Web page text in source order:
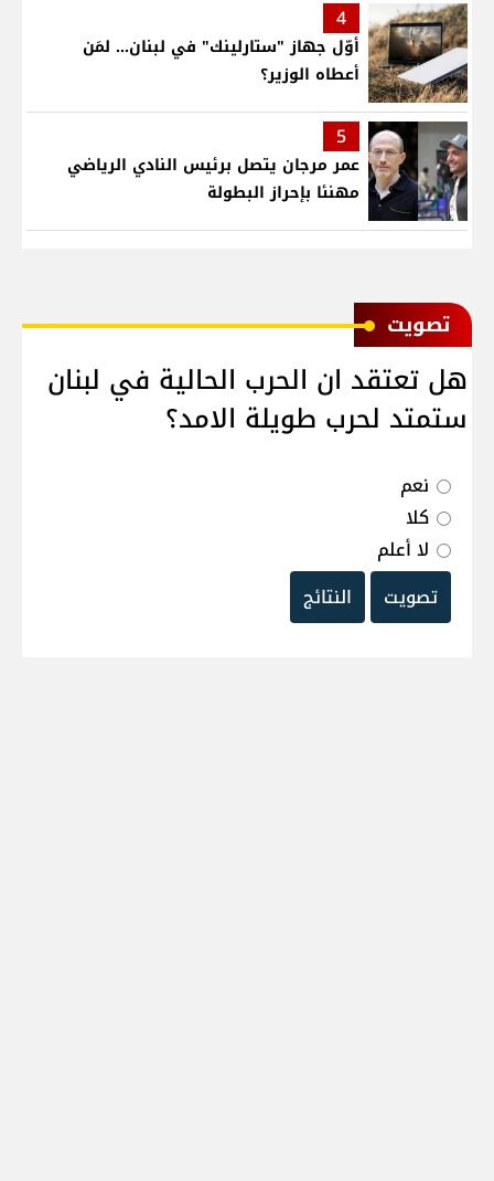
4
أوّل جهاز "ستارلينك" في لبنان... لمَن
أعطاه الوزير؟
5
عمر مرجان يتصل برئيس النادي الرياضي
مهنئا بإحراز البطولة
ﺗﺼﻮﻳﺖ
هل تعتقد ان الحرب الحالية في لبنان
ستمتد لحرب طويلة الامد؟
نعم
كلا
لا أعلم
تصويت
النتائج